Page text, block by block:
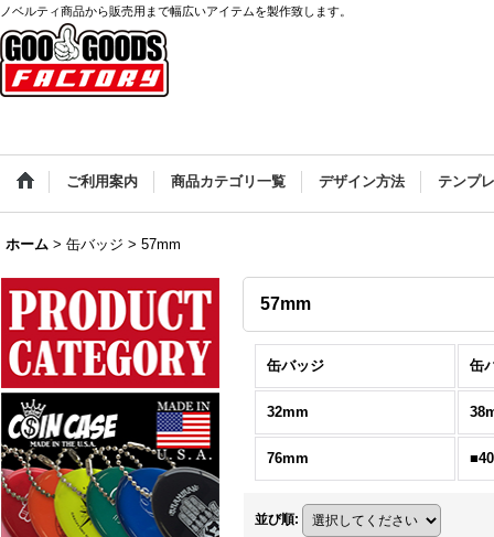
ノベルティ商品から販売用まで幅広いアイテムを製作致します。
ご利用案内 商品カテゴリ一覧 デザイン方法 テンプ
ホーム > 缶バッジ > 57mm
57mm
缶バッジ 缶
32mm
76mm
並び順: